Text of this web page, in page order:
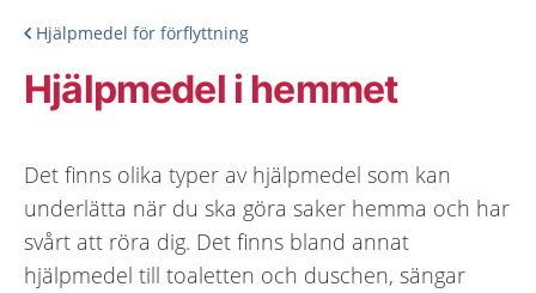
Hjälpmedel för förflyttning
Hjälpmedel i hemmet
Det finns olika typer av hjälpmedel som kan
underlätta när du ska göra saker hemma och har
svårt att röra dig. Det finns bland annat
hjälpmedel till toaletten och duschen, sängar